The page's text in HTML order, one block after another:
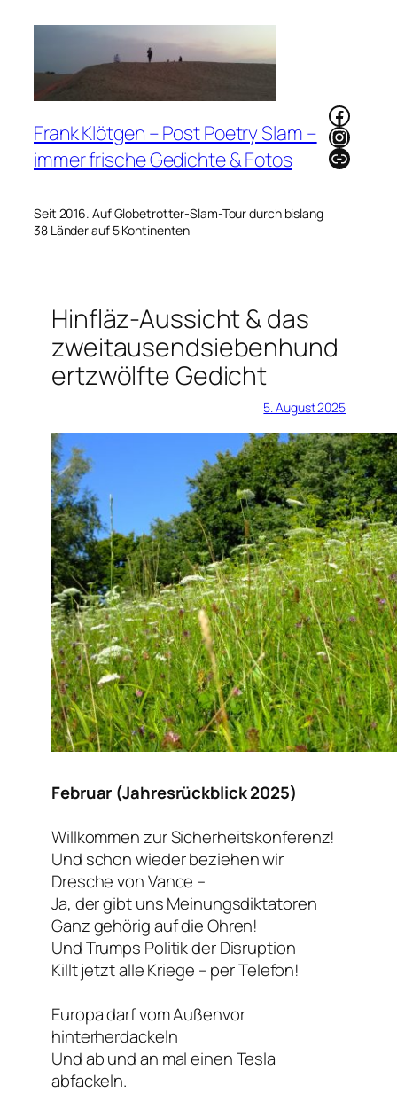
Frank Klötgen – Post Poetry Slam –
immer frische Gedichte & Fotos
Seit 2016. Auf Globetrotter-Slam-Tour durch bislang
38 Länder auf 5 Kontinenten
Link
Hinfläz-Aussicht & das
zweitausendsiebenhund
ertzwölfte Gedicht
5. August 2025
Februar (Jahresrückblick 2025)
Willkommen zur Sicherheitskonferenz!
Und schon wieder beziehen wir
Dresche von Vance –
Ja, der gibt uns Meinungsdiktatoren
Ganz gehörig auf die Ohren!
Und Trumps Politik der Disruption
Killt jetzt alle Kriege – per Telefon!
Europa darf vom Außenvor
hinterherdackeln
Und ab und an mal einen Tesla
abfackeln.